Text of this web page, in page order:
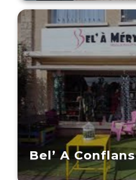
Bel’ A Conflans